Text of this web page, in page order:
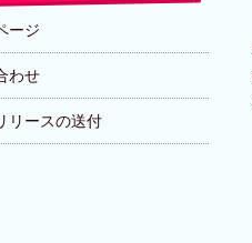
ージ
わせ
リースの送付